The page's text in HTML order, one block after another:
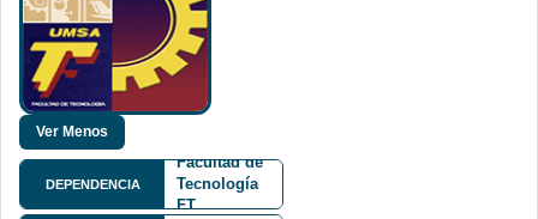
DEPENDENCIA
Facultad de
Tecnología
FT